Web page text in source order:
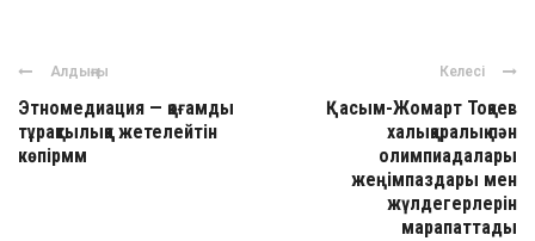
Алдыңғы
Этномедиация — қоғамды
тұрақтылыққа жетелейтін
көпірмм
Келесі
Қасым-Жомарт Тоқаев
халықаралық пән
олимпиадалары
жеңімпаздары мен
жүлдегерлерін
марапаттады